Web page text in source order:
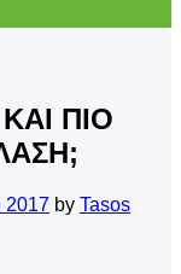
ΠΙΟ
2017 by Tasos